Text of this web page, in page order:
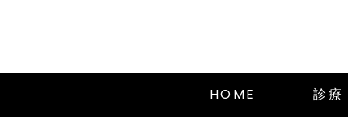
HOME 診療